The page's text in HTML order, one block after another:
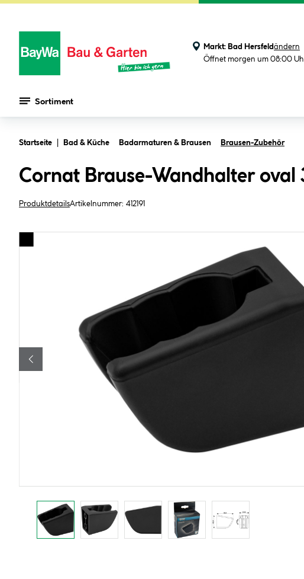
Markt: Bad Hersfeldändern
Öffnet morgen um 08:00
Sortiment
Startseite Bad & Küche Badarmaturen & Brausen Brausen-Zubehör
Cornat Brause-Wandhalter oval
ProduktdetailsArtikelnummer: 412191